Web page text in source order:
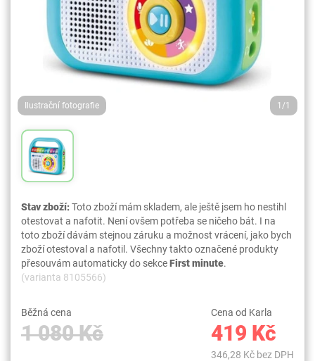
Ilustrační fotografie 1/1
Stav zboží:Toto zboží mám skladem, ale ještě jsem ho nestihl
otestovat a nafotit. Není ovšem potřeba se ničeho bát. I na
toto zboží dávám stejnou záruku a možnost vrácení, jako bych
zboží otestoval a nafotil. Všechny takto označené produkty
přesouvám automaticky do sekceFirst minute.
(varianta 8105566)
Běžná cena
1 080 Kč
Cena od Karla
419 Kč
346,28 Kč bez DPH